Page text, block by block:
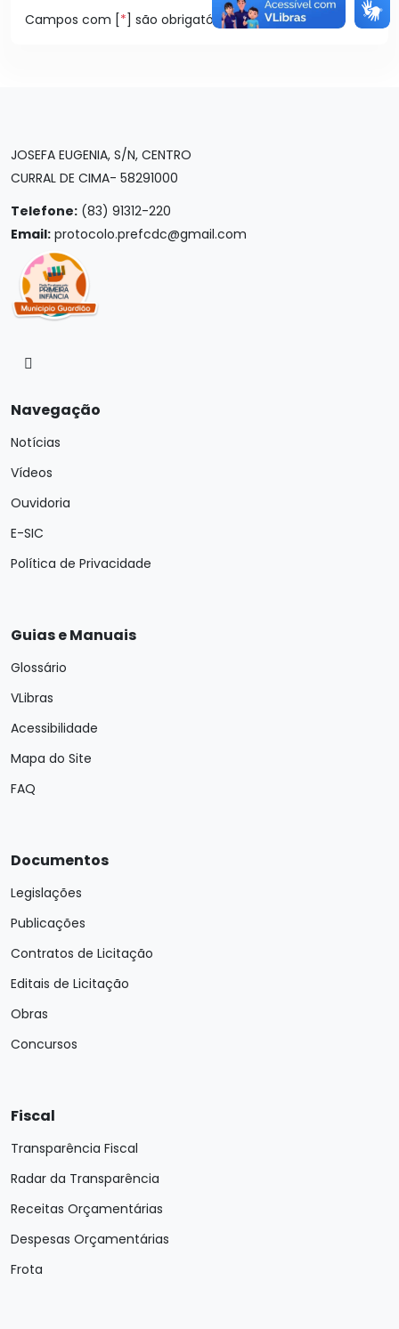
Campos com [*] são obrigatórios
JOSEFA EUGENIA, S/N, CENTRO
CURRAL DE CIMA- 58291000
Telefone: (83) 91312-220
Email: protocolo.prefcdc@gmail.com
Navegação
Notícias
Vídeos
Ouvidoria
E-SIC
Política de Privacidade
Guias e Manuais
Glossário
VLibras
Acessibilidade
Mapa do Site
FAQ
Documentos
Legislações
Publicações
Contratos de Licitação
Editais de Licitação
Obras
Concursos
Fiscal
Transparência Fiscal
Radar da Transparência
Receitas Orçamentárias
Despesas Orçamentárias
Frota